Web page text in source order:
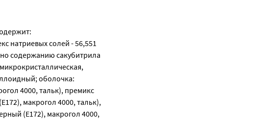
натриевых солей - 56,551
содержанию сакубитрила
оболочка:
4000, тальк), премикс
макрогол 4000, тальк),
(E172), макрогол 4000,